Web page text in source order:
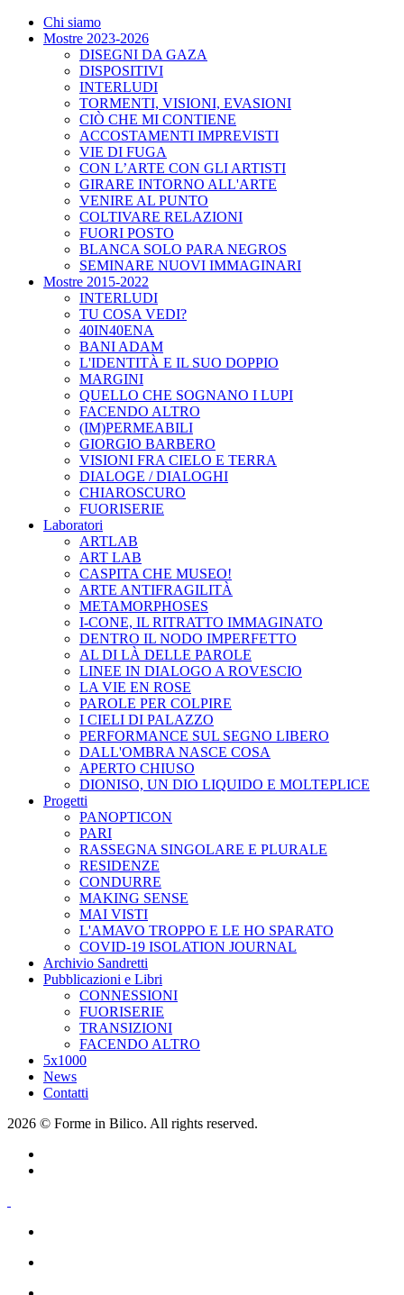
Chi siamo
Mostre 2023-2026
DISEGNI DA GAZA
DISPOSITIVI
INTERLUDI
TORMENTI, VISIONI, EVASIONI
CIÒ CHE MI CONTIENE
ACCOSTAMENTI IMPREVISTI
VIE DI FUGA
CON L’ARTE CON GLI ARTISTI
GIRARE INTORNO ALL'ARTE
VENIRE AL PUNTO
COLTIVARE RELAZIONI
FUORI POSTO
BLANCA SOLO PARA NEGROS
SEMINARE NUOVI IMMAGINARI
Mostre 2015-2022
INTERLUDI
TU COSA VEDI?
40IN40ENA
BANI ADAM
L'IDENTITÀ E IL SUO DOPPIO
MARGINI
QUELLO CHE SOGNANO I LUPI
FACENDO ALTRO
(IM)PERMEABILI
GIORGIO BARBERO
VISIONI FRA CIELO E TERRA
DIALOGE / DIALOGHI
CHIAROSCURO
FUORISERIE
Laboratori
ARTLAB
ART LAB
CASPITA CHE MUSEO!
ARTE ANTIFRAGILITÀ
METAMORPHOSES
I-CONE, IL RITRATTO IMMAGINATO
DENTRO IL NODO IMPERFETTO
AL DI LÀ DELLE PAROLE
LINEE IN DIALOGO A ROVESCIO
LA VIE EN ROSE
PAROLE PER COLPIRE
I CIELI DI PALAZZO
PERFORMANCE SUL SEGNO LIBERO
DALL'OMBRA NASCE COSA
APERTO CHIUSO
DIONISO, UN DIO LIQUIDO E MOLTEPLICE
Progetti
PANOPTICON
PARI
RASSEGNA SINGOLARE E PLURALE
RESIDENZE
CONDURRE
MAKING SENSE
MAI VISTI
L'AMAVO TROPPO E LE HO SPARATO
COVID-19 ISOLATION JOURNAL
Archivio Sandretti
Pubblicazioni e Libri
CONNESSIONI
FUORISERIE
TRANSIZIONI
FACENDO ALTRO
5x1000
News
Contatti
2026 © Forme in Bilico. All rights reserved.